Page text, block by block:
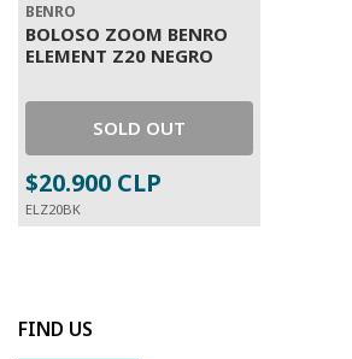
BENRO
BOLOSO ZOOM BENRO
ELEMENT Z20 NEGRO
SOLD OUT
$20.900 CLP
ELZ20BK
FIND US